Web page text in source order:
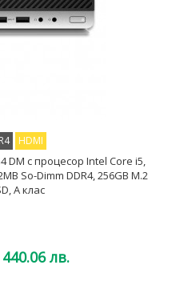
HDMI
DM с процесор Intel Core i5,
So-Dimm DDR4, 256GB M.2
A клас
лв.